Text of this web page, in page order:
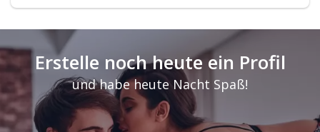
Erstelle noch heute ein Profil
und habe heute Nacht Spaß!